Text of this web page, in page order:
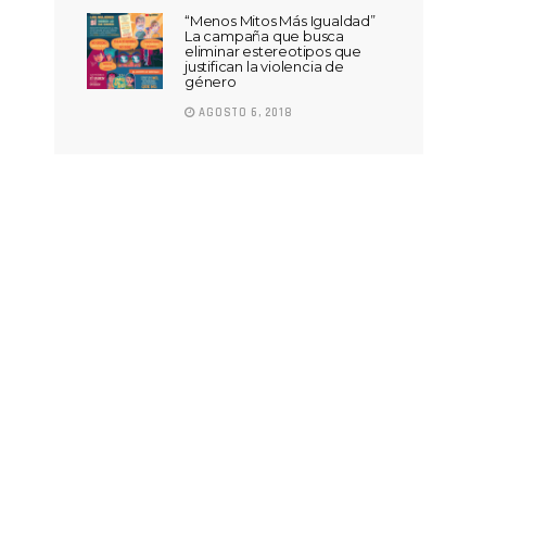
“Menos Mitos Más Igualdad”
La campaña que busca
eliminar estereotipos que
justifican la violencia de
género
AGOSTO 6, 2018